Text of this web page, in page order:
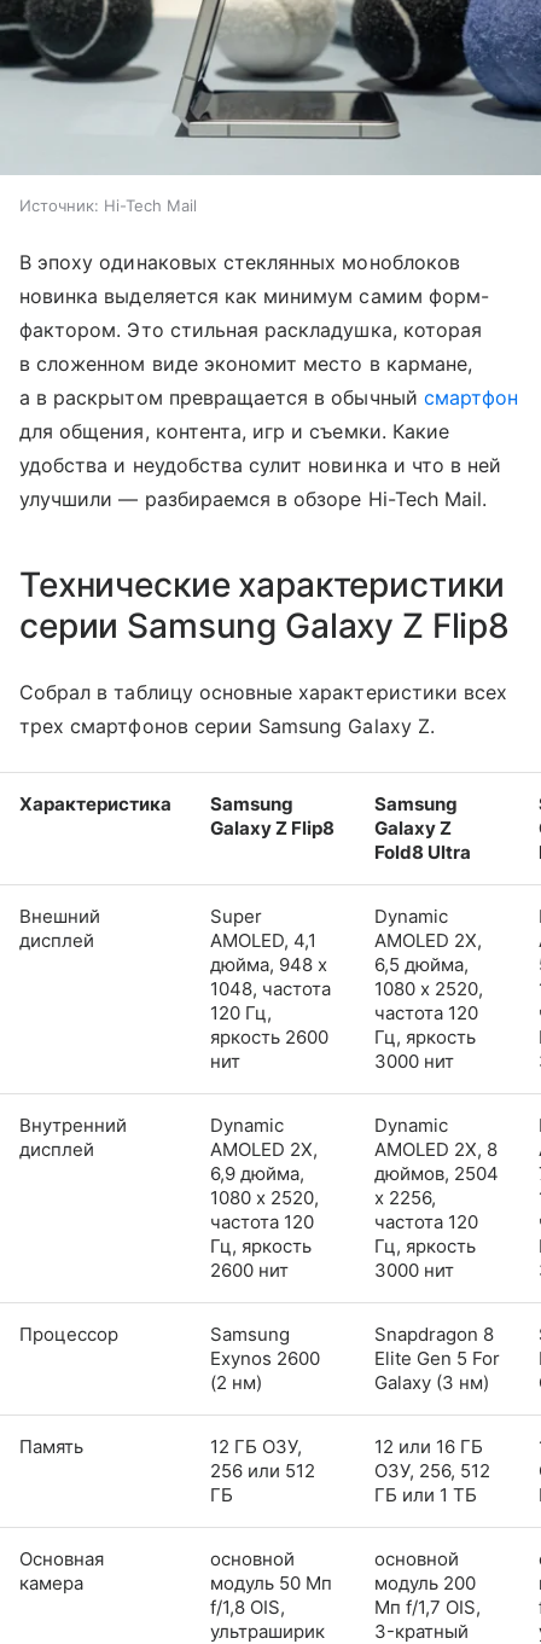
Источник: Hi-Tech Mail
В эпоху одинаковых стеклянных моноблоков
новинка выделяется как минимум самим форм-
фактором. Это стильная раскладушка, которая
в сложенном виде экономит место в кармане,
а в раскрытом превращается в обычный смартфон
для общения, контента, игр и съемки. Какие
удобства и неудобства сулит новинка и что в ней
улучшили — разбираемся в обзоре Hi-Tech Mail.
Технические характеристики
серии Samsung Galaxy Z Flip8
Собрал в таблицу основные характеристики всех
трех смартфонов серии Samsung Galaxy Z.
Характеристика
Samsung
Galaxy Z Flip8
Samsung
Galaxy Z
Fold8 Ultra
Внешний
дисплей
Super
AMOLED, 4,1
дюйма, 948 x
1048, частота
120 Гц,
яркость 2600
нит
Dynamic
AMOLED 2X,
6,5 дюйма,
1080 x 2520,
частота 120
Гц, яркость
3000 нит
Внутренний
дисплей
Dynamic
AMOLED 2X,
6,9 дюйма,
1080 x 2520,
частота 120
Гц, яркость
2600 нит
Dynamic
AMOLED 2X, 8
дюймов, 2504
x 2256,
частота 120
Гц, яркость
3000 нит
Процессор
Samsung
Exynos 2600
(2 нм)
Snapdragon 8
Elite Gen 5 For
Galaxy (3 нм)
Память
12 ГБ ОЗУ,
256 или 512
ГБ
12 или 16 ГБ
ОЗУ, 256, 512
ГБ или 1 ТБ
Основная
камера
основной
модуль 50 Мп
f/1,8 OIS,
ультраширик
основной
модуль 200
Мп f/1,7 OIS,
3-кратный